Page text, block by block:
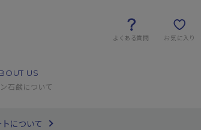
よくある質問 お気に入り
US
石鹸について
について